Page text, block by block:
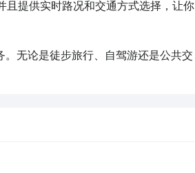
且提供实时路况和交通方式选择，让你
无论是徒步旅行、自驾游还是公共交